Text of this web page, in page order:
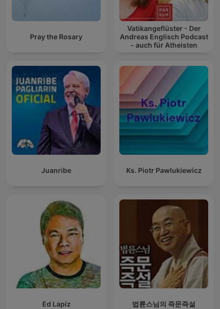
Pray the Rosary
Vatikangeflüster - Der
Andreas Englisch Podcast
- auch für Atheisten
Juanribe Ks. Piotr Pawlukiewicz
Ed Lapiz 법륜스님의 즉문즉설